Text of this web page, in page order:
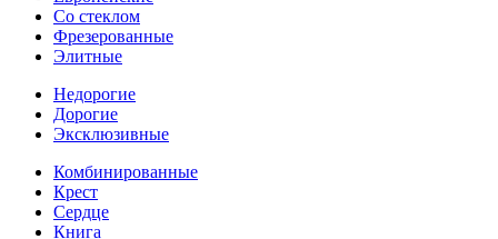
Со стеклом
Фрезерованные
Элитные
Недорогие
Дорогие
Эксклюзивные
Комбинированные
Крест
Сердце
Книга